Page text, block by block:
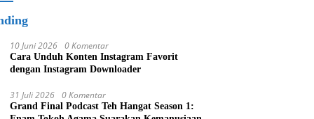
10 Juni 2026 0 Komentar
Cara Unduh Konten Instagram Favorit
dengan Instagram Downloader
31 Juli 2026 0 Komentar
Grand Final Podcast Teh Hangat Season 1: